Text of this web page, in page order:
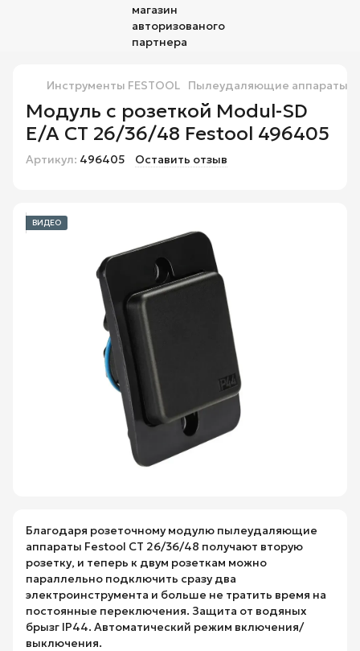
Инструменты FESTOOL Пылеудаляющие аппараты
Модуль с розеткой Modul-SD
E/A CT 26/36/48 Festool 496405
Артикул: 496405 Оставить отзыв
ВИДЕО
Благодаря розеточному модулю пылеудаляющие
аппараты Festool CT 26/36/48 получают вторую
розетку, и теперь к двум розеткам можно
параллельно подключить сразу два
электроинструмента и больше не тратить время на
постоянные переключения. Защита от водяных
брызг IP44. Автоматический режим включения/
выключения.